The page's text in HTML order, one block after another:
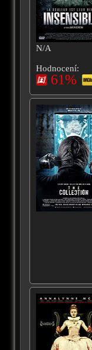
N/A
Hodnocení:
61%